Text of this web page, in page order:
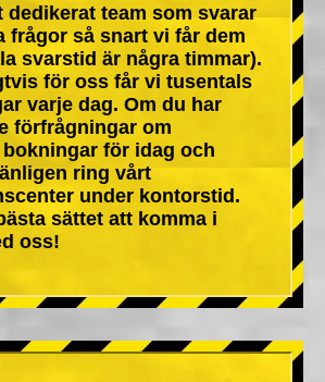
dedikerat team som svarar
frågor så snart vi får dem
svarstid är några timmar).
för oss får vi tusentals
varje dag. Om du har
förfrågningar om
för idag och
ring vårt
under kontorstid.
sättet att komma i
oss!